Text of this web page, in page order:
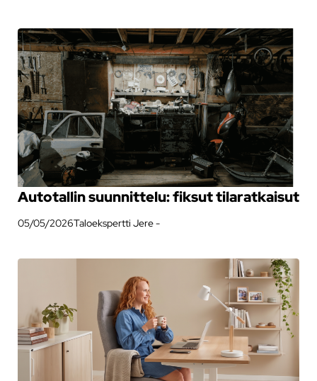
Autotallin suunnittelu: fiksut tilaratkaisut
05/05/2026Taloekspertti Jere -